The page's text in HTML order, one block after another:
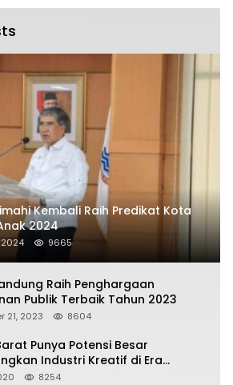
Kembali Raih Predikat Kota
2024
2024 9665
Raih Penghargaan
Publik Terbaik Tahun 2023
21, 2023 8604
Punya Potensi Besar
Industri Kreatif di Era
Baru 8254